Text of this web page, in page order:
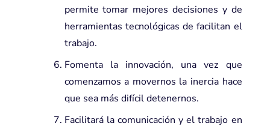
permite tomar mejores decisiones y de
herramientas tecnológicas de facilitan el
trabajo.
Fomenta la innovación, una vez que
comenzamos a movernos la inercia hace
que sea más difícil detenernos.
Facilitará la comunicación y el trabajo en